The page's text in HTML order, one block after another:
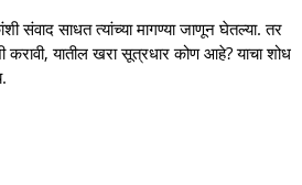
संवाद साधत त्यांच्या मागण्या जाणून घेतल्या. तर
यातील खरा सूत्रधार कोण आहे? याचा शोध